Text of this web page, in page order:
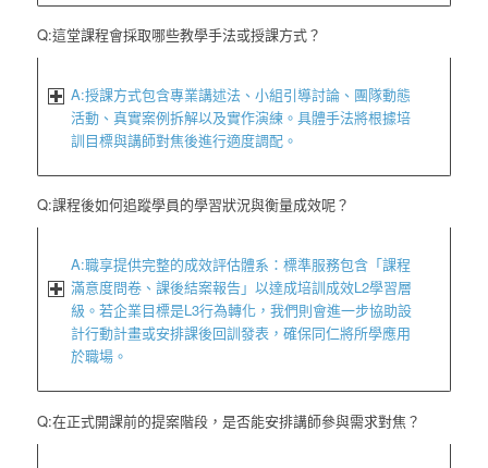
Q:這堂課程會採取哪些教學手法或授課方式？
A:授課方式包含專業講述法、小組引導討論、團隊動態
活動、真實案例拆解以及實作演練。具體手法將根據培
訓目標與講師對焦後進行適度調配。
Q:課程後如何追蹤學員的學習狀況與衡量成效呢？
A:職享提供完整的成效評估體系：標準服務包含「課程
滿意度問卷、課後結案報告」以達成培訓成效L2學習層
級。若企業目標是L3行為轉化，我們則會進一步協助設
計行動計畫或安排課後回訓發表，確保同仁將所學應用
於職場。
Q:在正式開課前的提案階段，是否能安排講師參與需求對焦？